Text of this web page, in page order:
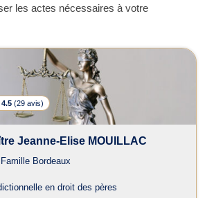
les actes nécessaires à votre
4.5 (29 avis)
Jeanne-Elise MOUILLAC
Bordeaux
en droit des pères